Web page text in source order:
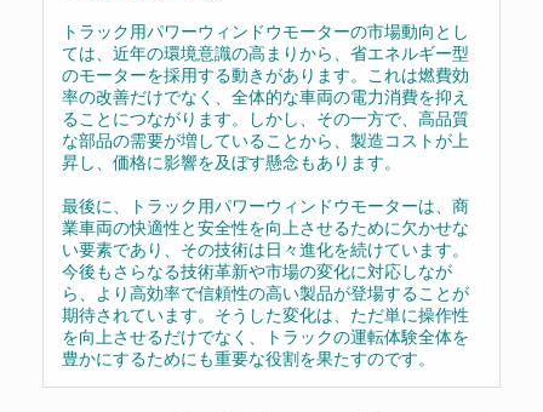
トラック用パワーウィンドウモーターの市場動向とし
ては、近年の環境意識の高まりから、省エネルギー型
のモーターを採用する動きがあります。これは燃費効
率の改善だけでなく、全体的な車両の電力消費を抑え
ることにつながります。しかし、その一方で、高品質
な部品の需要が増していることから、製造コストが上
昇し、価格に影響を及ぼす懸念もあります。
最後に、トラック用パワーウィンドウモーターは、商
業車両の快適性と安全性を向上させるために欠かせな
い要素であり、その技術は日々進化を続けています。
今後もさらなる技術革新や市場の変化に対応しなが
ら、より高効率で信頼性の高い製品が登場することが
期待されています。そうした変化は、ただ単に操作性
を向上させるだけでなく、トラックの運転体験全体を
豊かにするためにも重要な役割を果たすのです。